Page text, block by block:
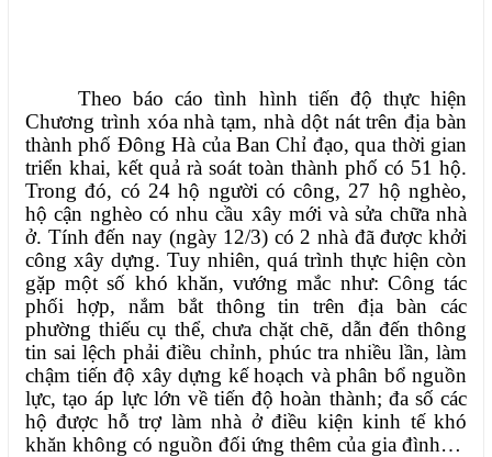
Theo báo cáo tình hình tiến độ thực hiện
Chương trình xóa nhà tạm, nhà dột nát trên địa bàn
thành phố Đông Hà của Ban Chỉ đạo, qua thời gian
triển khai, kết quả rà soát toàn thành phố có 51 hộ.
Trong đó, có 24 hộ người có công, 27 hộ nghèo,
hộ cận nghèo có nhu cầu xây mới và sửa chữa nhà
ở. Tính đến nay (ngày 12/3) có 2 nhà đã được khởi
công xây dựng. Tuy nhiên, quá trình thực hiện còn
gặp một số khó khăn, vướng mắc như: Công tác
phối hợp, nắm bắt thông tin trên địa bàn các
phường thiếu cụ thể, chưa chặt chẽ, dẫn đến thông
tin sai lệch phải điều chỉnh, phúc tra nhiều lần, làm
chậm tiến độ xây dựng kế hoạch và phân bổ nguồn
lực, tạo áp lực lớn về tiến độ hoàn thành; đa số các
hộ được hỗ trợ làm nhà ở điều kiện kinh tế khó
khăn không có nguồn đối ứng thêm của gia đình…